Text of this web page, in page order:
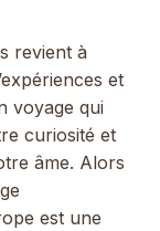
revient à
et
voyage qui
curiosité et
âme. Alors
est une